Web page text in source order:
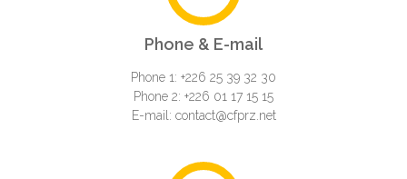
Phone & E-mail
Phone 1: +226 25 39 32 30
Phone 2: +226 01 17 15 15
E-mail: contact@cfprz.net